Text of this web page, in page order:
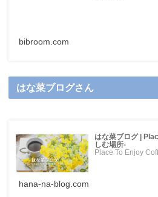
bibroom.com
はな菜ブログさん
はな菜ブログ |
しむ場所-
Place To Enjoy
hana-na-blog.com